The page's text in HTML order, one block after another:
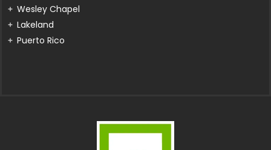
Wesley Chapel
Lakeland
Puerto Rico